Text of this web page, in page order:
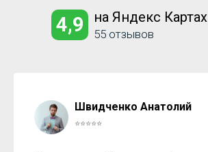
55 отзывов
на Яндекс Картах
4,9
Швидченко Анатолий
⭐⭐⭐⭐⭐